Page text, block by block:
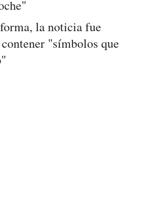
la noticia fue
"símbolos que